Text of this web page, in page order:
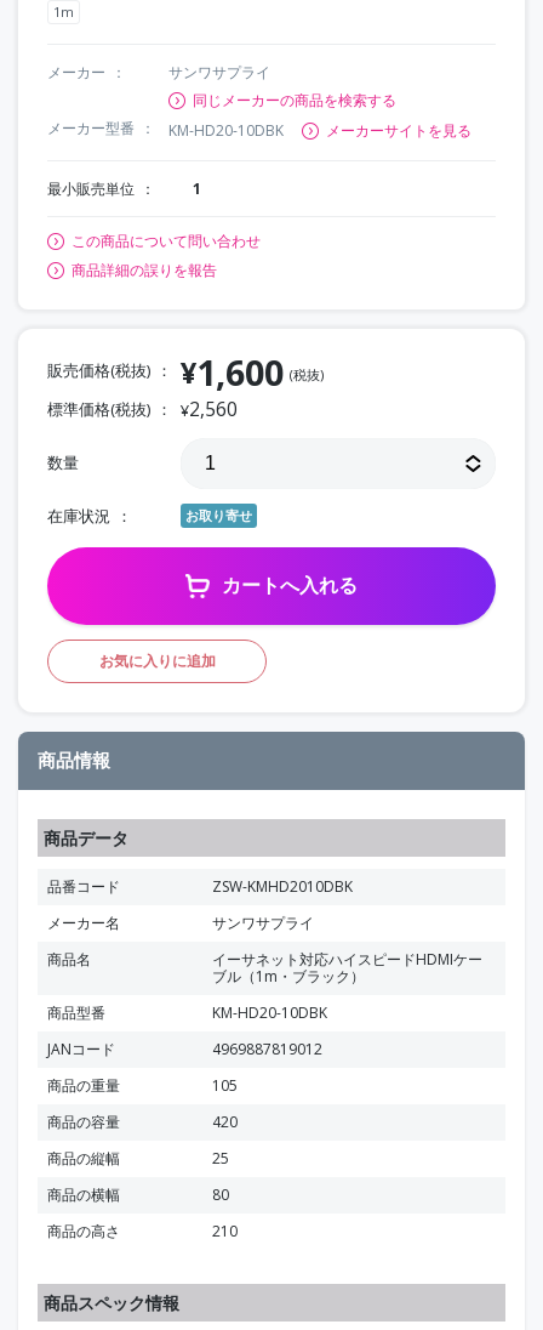
1m
メーカー
サンワサプライ
同じメーカーの商品を検索する
メーカー型番
KM-HD20-10DBK メーカーサイトを見る
最小販売単位 1
この商品について問い合わせ
商品詳細の誤りを報告
販売価格(税抜) ¥1,600 (税抜)
標準価格(税抜) ¥2,560
数量
在庫状況 お取り寄せ
カートへ入れる
お気に入りに追加
商品情報
商品データ
品番コード
ZSW-KMHD2010DBK
メーカー名
サンワサプライ
商品名
イーサネット対応ハイスピードHDMIケー
ブル（1m・ブラック）
商品型番
KM-HD20-10DBK
JANコード
4969887819012
商品の重量
105
商品の容量
420
商品の縦幅
25
商品の横幅
80
商品の高さ
210
商品スペック情報